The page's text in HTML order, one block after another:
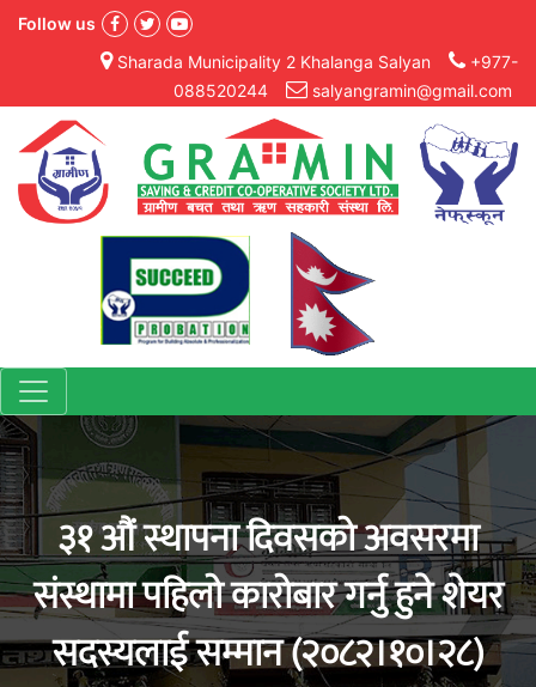
Follow us
Sharada Municipality 2 Khalanga Salyan
+977-
088520244
salyangramin@gmail.com
३१ औं स्थापना दिवसको अवसरमा
संस्थामा पहिलो कारोबार गर्नु हुने शेयर
सदस्यलाई सम्मान (२०८२।१०।२८)